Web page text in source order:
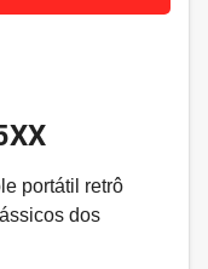
portátil retrô
dos